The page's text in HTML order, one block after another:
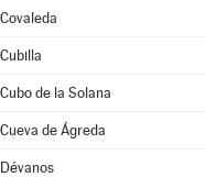
Covaleda
Cubilla
Cubo de la Solana
Cueva de Ágreda
Dévanos